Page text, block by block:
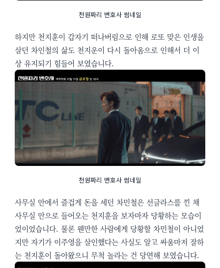
천원짜리 변호사 썸네일
하지만 천지훈이 갑자기 떠나버림으로 인해 로또 맞은 인생을
살던 차인철의 삶도 천지운이 다시 돌아옴으로 인해서 더 이
상 유지되기 힘들어 보였습니다.
천원짜리 변호사 썸네일
사무실 안에서 즐겁게 돈을 세던 차민철은 선글라스를 낀 채
사무실 안으로 들어오는 천지훈을 보자마자 당황하는 모습이
었이었습니다. 물론 웬만한 사람에게 당황할 차민철이 아니었
지만 자기가 이주영을 살인했다는 사실도 알고 싸움마저 잘하
는 천지훈이 돌아왔으니 무척 놀라는 건 당연해 보였습니다.